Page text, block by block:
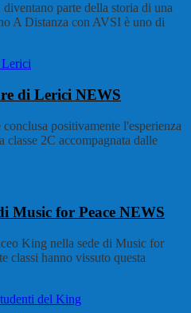
parte della storia di una
A Distanza con AVSI è uno di
di Lerici NEWS
positivamente l'esperienza
2C accompagnata dalle
Music for Peace NEWS
King nella sede di Music for
classi hanno vissuto questa